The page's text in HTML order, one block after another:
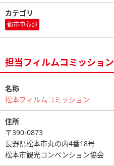
カテゴリ
都市中心部
担当フィルムコミッション
名称
松本フィルムコミッション
住所
〒390-0873
長野県松本市丸の内4番18号
松本市観光コンベンション協会